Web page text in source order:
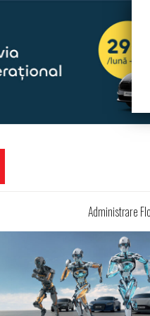
Administrare